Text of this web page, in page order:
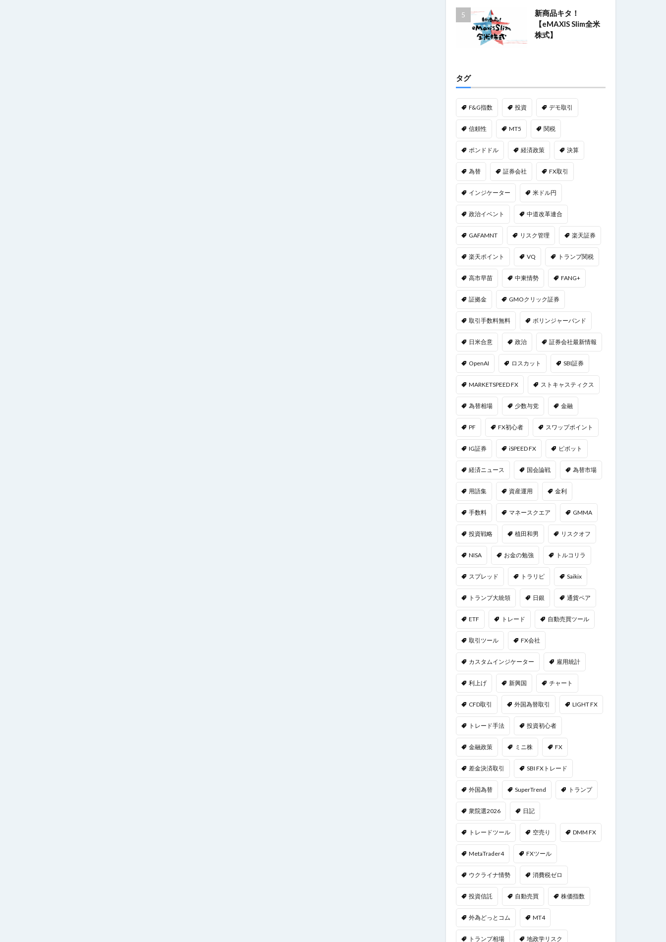
新商品キタ！
【eMAXIS Slim全米
株式】
タグ
F&G指数 投資 デモ取引
信頼性 MT5 関税
ポンドドル 経済政策 決算
為替 証券会社 FX取引
インジケーター 米ドル円
政治イベント 中道改革連合
GAFAMNT リスク管理 楽天証券
楽天ポイント VQ トランプ関税
高市早苗 中東情勢 FANG+
証拠金 GMOクリック証券
取引手数料無料 ボリンジャーバンド
日米合意 政治 証券会社最新情報
OpenAI ロスカット SBI証券
MARKETSPEED FX ストキャスティクス
為替相場 少数与党 金融
PF FX初心者 スワップポイント
IG証券 iSPEED FX ピボット
経済ニュース 国会論戦 為替市場
用語集 資産運用 金利
手数料 マネースクエア GMMA
投資戦略 植田和男 リスクオフ
NISA お金の勉強 トルコリラ
スプレッド トラリピ Saikix
トランプ大統領 日銀 通貨ペア
ETF トレード 自動売買ツール
取引ツール FX会社
カスタムインジケーター 雇用統計
利上げ 新興国 チャート
CFD取引 外国為替取引 LIGHT FX
トレード手法 投資初心者
金融政策 ミニ株 FX
差金決済取引 SBI FXトレード
外国為替 SuperTrend トランプ
衆院選2026 日記
トレードツール 空売り DMM FX
MetaTrader4 FXツール
ウクライナ情勢 消費税ゼロ
投資信託 自動売買 株価指数
外為どっとコム MT4
トランプ相場 地政学リスク